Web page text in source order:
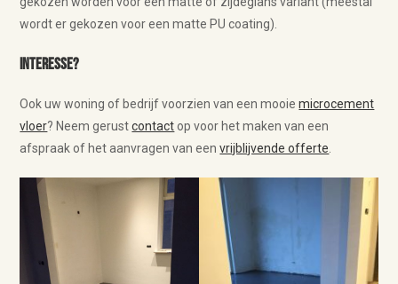
wordt er gekozen voor een matte PU coating).
Interesse?
Ook uw woning of bedrijf voorzien van een mooiemicrocement
vloer? Neem gerustcontactop voor het maken van een
afspraak of het aanvragen van eenvrijblijvende offerte